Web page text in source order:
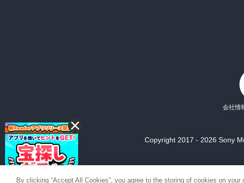
会社情
Copyright 2017 - 2026 Sony
By clicking “Accept All Cookies”, you agree to the storing of cookies on